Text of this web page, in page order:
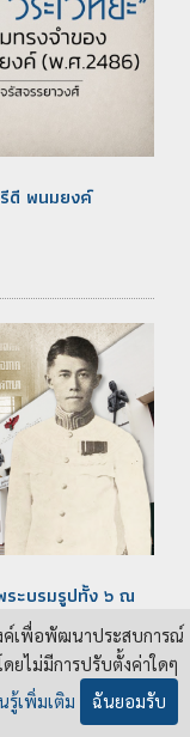
ดี พนมยงค์
ระบรมรูปทั้ง ๖ ณ
ค์เพื่อพัฒนาประสบการณ์
ยไม่มีการปรับตั้งค่าใดๆ
รู้เพิ่มเติม ฉันยอมรับ